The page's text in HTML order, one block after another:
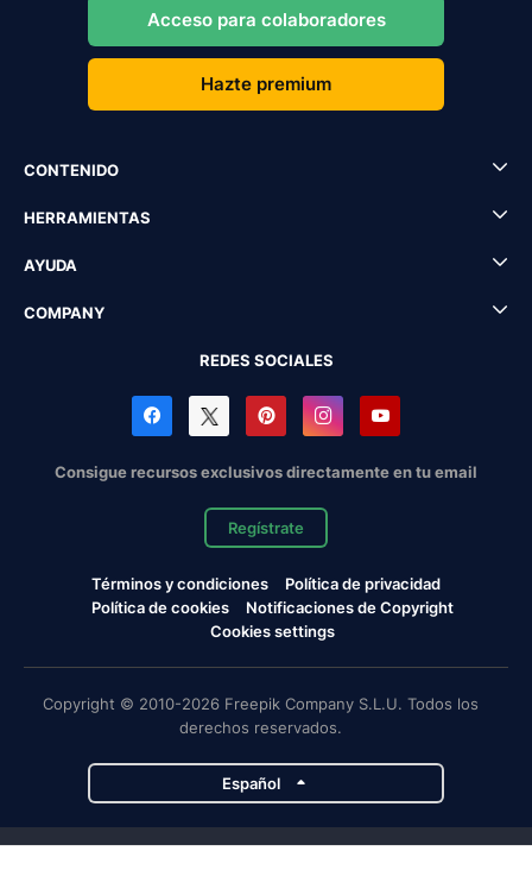
Acceso para colaboradores
Hazte premium
CONTENIDO
HERRAMIENTAS
AYUDA
COMPANY
REDES SOCIALES
Consigue recursos exclusivos directamente en tu email
Regístrate
Términos y condiciones
Política de privacidad
Política de cookies
Notificaciones de Copyright
Cookies settings
Copyright © 2010-2026 Freepik Company S.L.U. Todos los
derechos reservados.
Español